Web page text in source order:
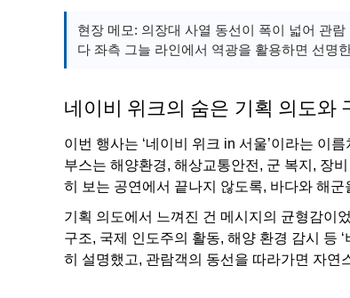
현장 메모: 의장대 사열 동선이 폭이 넓어 관
다 좌측 그늘 라인에서 역광을 활용하면 선명
네이비 위크의 숨은 기획 의도와
이번 행사는 ‘네이비 위크 in 서울’이라는 이
부스는 해양환경, 해상교통안전, 군 복지, 장
히 보는 공연에서 끝나지 않도록, 바다와 해군
기획 의도에서 느껴진 건 메시지의 균형감이
구조, 국제 인도주의 활동, 해양 환경 감시 등
히 설명했고, 관람객의 동선을 따라가면 자